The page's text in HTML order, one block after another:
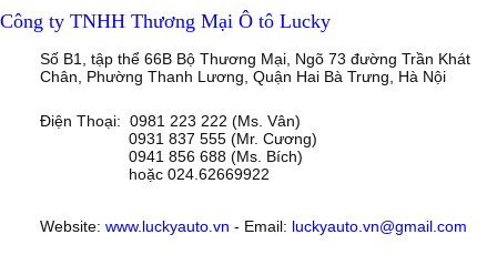
Công ty TNHH Thương Mại Ô tô Lucky
Số B1, tập thể 66B Bộ Thương Mại, Ngõ 73 đường Trần Khát
Chân, Phường Thanh Lương, Quận Hai Bà Trưng, Hà Nội
Điện Thoại: 0981 223 222 (Ms. Vân)
0931 837 555 (Mr. Cương)
0941 856 688 (Ms. Bích)
hoặc 024.62669922
Website: www.luckyauto.vn - Email: luckyauto.vn@gmail.com